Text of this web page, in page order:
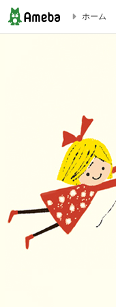
スタッフ日記 vol45 |
ホーム